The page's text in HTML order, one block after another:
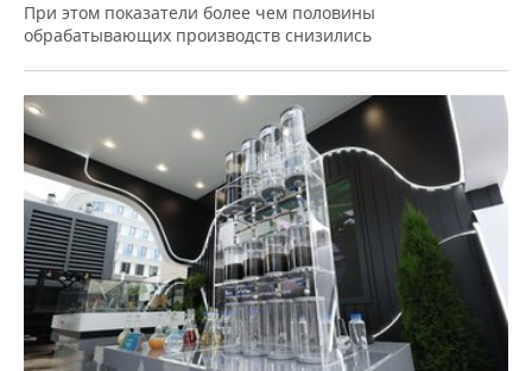
При этом показатели более чем половины
обрабатывающих производств снизились